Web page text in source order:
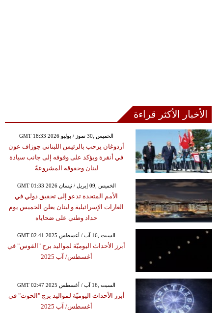
الأخبار الأكثر قراءة
GMT 18:33 2026 الخميس ,30 تموز / يوليو
أردوغان يرحب بالرئيس اللبناني جوزاف عون
في أنقرة ويؤكد على وقوفه إلى جانب سيادة
لبنان وحقوقه المشروعةً
GMT 01:33 2026 الخميس ,09 إبريل / نيسان
الأمم المتحدة تدعو إلى تحقيق دولي في
الغارات الإسرائيلية و لبنان يعلن الخميس يوم
حداد وطني على ضحاياه
GMT 02:41 2025 السبت ,16 آب / أغسطس
أبرز الأحداث اليوميّة لمواليد برج "القوس" في
أغسطس/ آب 2025
GMT 02:47 2025 السبت ,16 آب / أغسطس
أبرز الأحداث اليوميّة لمواليد برج "الحوت" في
أغسطس/ آب 2025